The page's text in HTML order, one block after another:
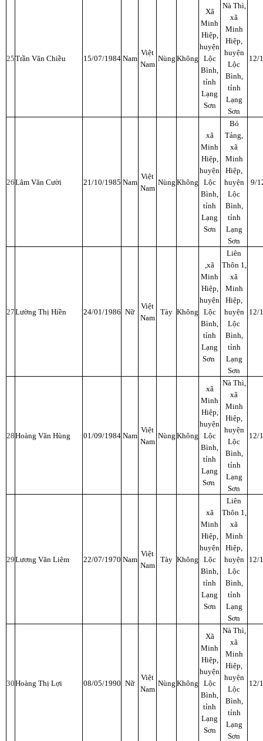
25Trần Văn Chiều 15/07/1984 Nam
Việt
Nam
Nùng Không
Xã
Minh
Hiệp,
huyện
Lộc
Bình,
tỉnh
Lạng
Sơn
Nà Thì,
xã
Minh
Hiệp,
huyện
Lộc
Bình,
tỉnh
Lạng
Sơn
12/
26Lâm Văn Cười 21/10/1985 Nam
Việt
Nam
Nùng Không
xã
Minh
Hiệp,
huyện
Lộc
Bình,
tỉnh
Lạng
Sơn
Bó
Tảng,
xã
Minh
Hiệp,
huyện
Lộc
Bình,
tỉnh
Lạng
Sơn
9/
27Lường Thị Hiền 24/01/1986 Nữ
Việt
Nam
Tày Không
,xã
Minh
Hiệp,
huyện
Lộc
Bình,
tỉnh
Lạng
Sơn
Liên
Thôn 1,
xã
Minh
Hiệp,
huyện
Lộc
Bình,
tỉnh
Lạng
Sơn
12/
28Hoàng Văn Hùng 01/09/1984 Nam
Việt
Nam
Nùng Không
xã
Minh
Hiệp,
huyện
Lộc
Bình,
tỉnh
Lạng
Sơn
Nà Thì,
xã
Minh
Hiệp,
huyện
Lộc
Bình,
tỉnh
Lạng
Sơn
12/
29Lương Văn Liêm 22/07/1970 Nam
Việt
Nam
Tày Không
xã
Minh
Hiệp,
huyện
Lộc
Bình,
tỉnh
Lạng
Sơn
Liên
Thôn 1,
xã
Minh
Hiệp,
huyện
Lộc
Bình,
tỉnh
Lạng
Sơn
12/
30Hoàng Thị Lợi 08/05/1990 Nữ
Việt
Nam
Nùng Không
Xã
Minh
Hiệp,
huyện
Lộc
Bình,
tỉnh
Lạng
Sơn
Nà Thì,
xã
Minh
Hiệp,
huyện
Lộc
Bình,
tỉnh
Lạng
Sơn
12/